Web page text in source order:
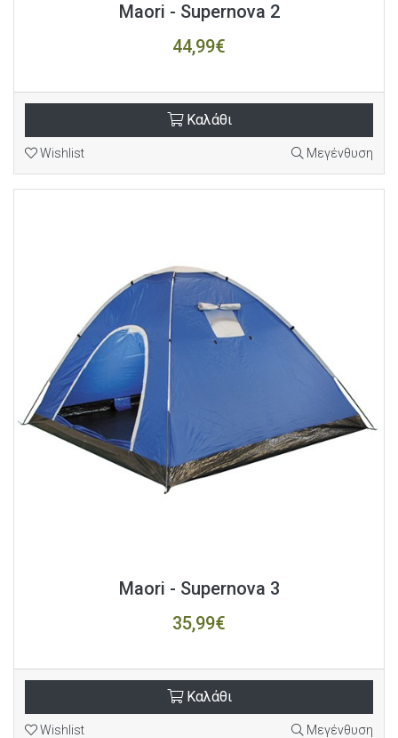
Maori - Supernova 2
44,99€
Καλάθι
Wishlist Μεγένθυση
Maori - Supernova 3
35,99€
Καλάθι
Wishlist Μεγένθυση